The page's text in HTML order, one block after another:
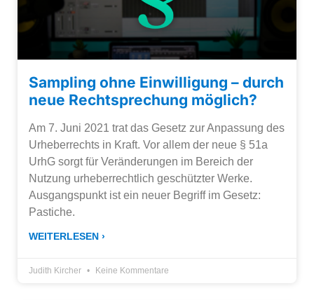
Sampling ohne Einwilligung – durch
neue Rechtsprechung möglich?
Am 7. Juni 2021 trat das Gesetz zur Anpassung des
Urheberrechts in Kraft. Vor allem der neue § 51a
UrhG sorgt für Veränderungen im Bereich der
Nutzung urheberrechtlich geschützter Werke.
Ausgangspunkt ist ein neuer Begriff im Gesetz:
Pastiche.
WEITERLESEN ›
Judith Kircher Keine Kommentare